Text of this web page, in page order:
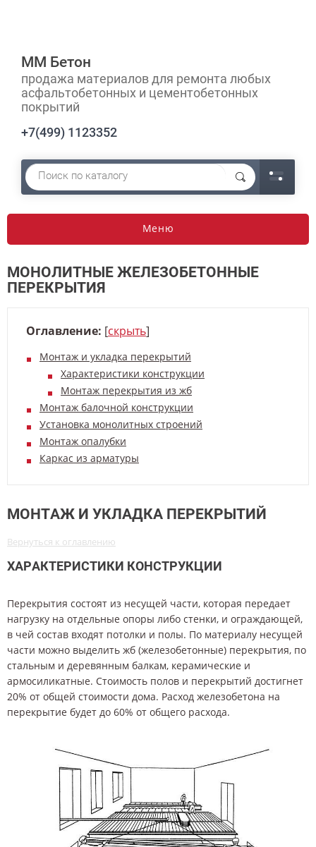
ММ Бетон
продажа материалов для ремонта любых
асфальтобетонных и цементобетонных
покрытий
+7(499) 1123352
Меню
МОНОЛИТНЫЕ ЖЕЛЕЗОБЕТОННЫЕ
ПЕРЕКРЫТИЯ
Оглавление: [скрыть]
Монтаж и укладка перекрытий
Характеристики конструкции
Монтаж перекрытия из жб
Монтаж балочной конструкции
Установка монолитных строений
Монтаж опалубки
Каркас из арматуры
МОНТАЖ И УКЛАДКА ПЕРЕКРЫТИЙ
Вернуться к оглавлению
ХАРАКТЕРИСТИКИ КОНСТРУКЦИИ
Перекрытия состоят из несущей части, которая передает
нагрузку на отдельные опоры либо стенки, и ограждающей,
в чей состав входят потолки и полы. По материалу несущей
части можно выделить жб (железобетонные) перекрытия, по
стальным и деревянным балкам, керамические и
армосиликатные. Стоимость полов и перекрытий достигнет
20% от общей стоимости дома. Расход железобетона на
перекрытие будет до 60% от общего расхода.